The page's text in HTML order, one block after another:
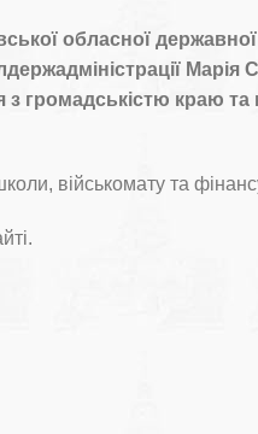
обласної державної
Марія
з громадськістю краю та
військомату та